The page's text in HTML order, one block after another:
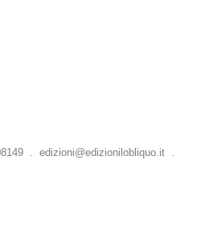
.edizioni@edizionilobliquo.it .